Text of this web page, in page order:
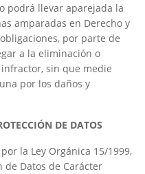
podrá llevar aparejada la
amparadas en Derecho y
por parte de
a la eliminación o
sin que medie
por los daños y
DE DATOS
la Ley Orgánica 15/1999,
de Datos de Carácter